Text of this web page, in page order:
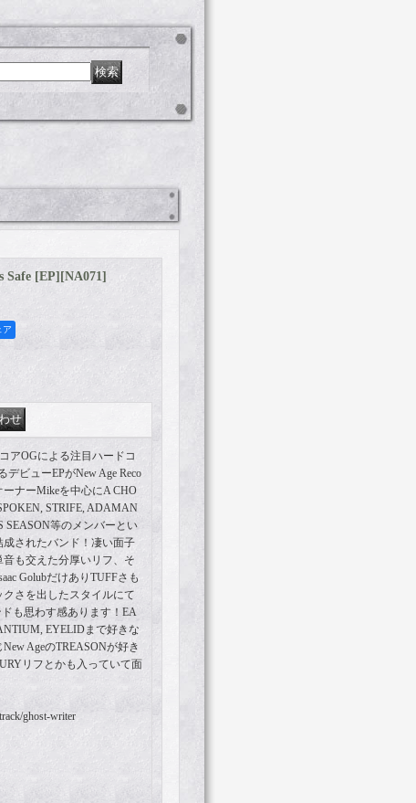
Safe [EP] [NA071]
ア
アOGによる注目ハードコ
ビューEPがNew Age Reco
ーナーMikeを中心にA CHO
STRIFE, ADAMAN
SEASON等のメンバーとい
されたバンド！凄い面子
も交えた分厚いリフ、そ
GolubだけありTUFFさも
さを出したスタイルにて
も思わす感あります！EA
EYELIDまで好きな
AgeのTREASONが好き
リフとかも入っていて面
ghost-writer